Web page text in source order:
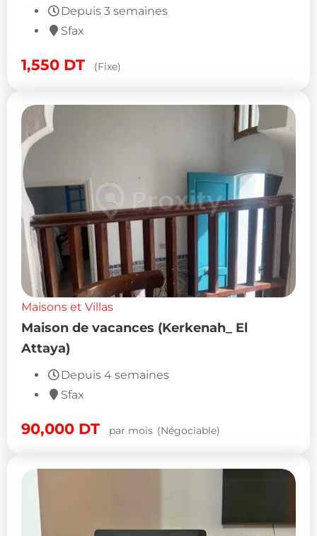
Depuis 3 semaines
Sfax
1,550 DT (Fixe)
Maisons et Villas
Maison de vacances (Kerkenah_ El
Attaya)
Depuis 4 semaines
Sfax
90,000 DT par mois (Négociable)